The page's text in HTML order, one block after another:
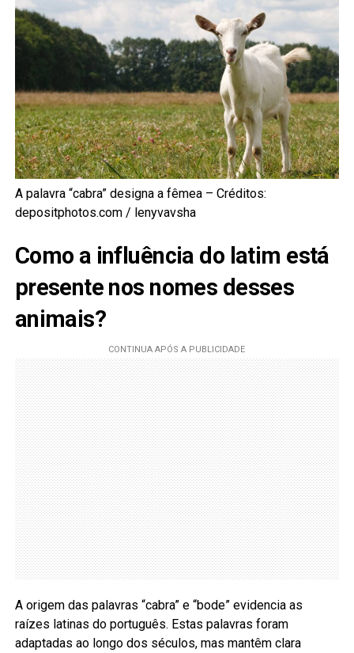
A palavra “cabra” designa a fêmea – Créditos:
depositphotos.com / lenyvavsha
Como a influência do latim está
presente nos nomes desses
animais?
A origem das palavras “cabra” e “bode” evidencia as
raízes latinas do português. Estas palavras foram
adaptadas ao longo dos séculos, mas mantêm clara